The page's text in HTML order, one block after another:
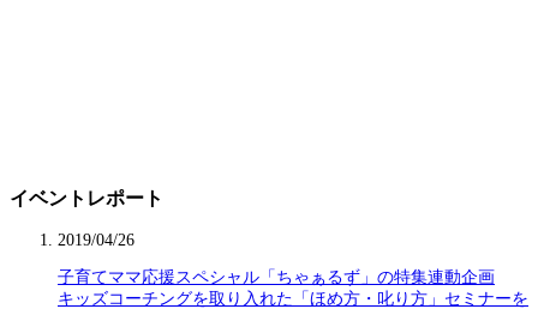
イベントレポート
2019/04/26
子育てママ応援スペシャル「ちゃぁるず」の特集連動企画
キッズコーチングを取り入れた「ほめ方・叱り方」セミナーを